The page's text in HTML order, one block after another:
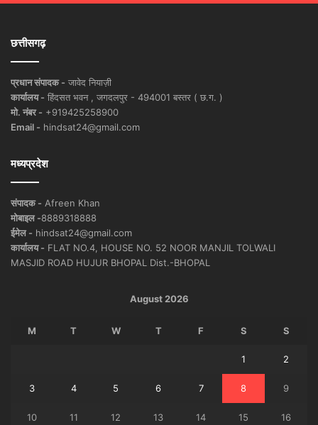
छत्तीसगढ़
प्रधान संपादक - जावेद नियाज़ी
कार्यालय - हिंदसत भवन , जगदलपुर - 494001 बस्तर ( छ.ग. )
मो. नंबर - +919425258900
Email - hindsat24@gmail.com
मध्यप्रदेश
संपादक - Afreen Khan
मोबाइल -8889318888
ईमेल - hindsat24@gmail.com
कार्यालय - FLAT NO.4, HOUSE NO. 52 NOOR MANJIL TOLWALI
MASJID ROAD HUJUR BHOPAL Dist.-BHOPAL
August 2026
M T W T F S S
1 2
3 4 5 6 7 8 9
10 11 12 13 14 15 16